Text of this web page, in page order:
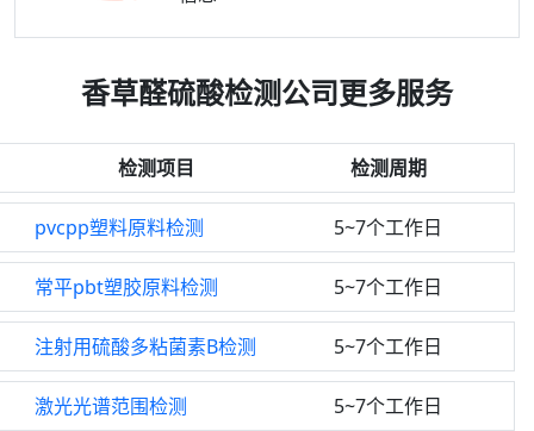
香草醛硫酸检测公司更多服务
检测项目 检测周期
pvcpp塑料原料检测 5~7个工作日
常平pbt塑胶原料检测 5~7个工作日
注射用硫酸多粘菌素B检测 5~7个工作日
激光光谱范围检测 5~7个工作日